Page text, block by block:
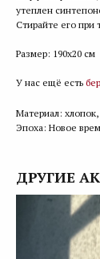
утеплен
Стирайте его при
Размер: 190х20 см
У нас ещё есть
Материал:
Эпоха: Новое
ДРУГИЕ